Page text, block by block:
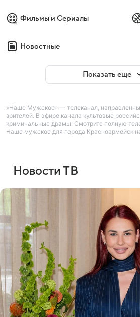
Фильмы и Сериалы
Новостные
Показать еще
«Наше Мужское» — телеканал,
зрителей. В эфире канала культовые
криминальные драмы. Смотрите полную
Наше мужское для города Красноармейск
Новости ТВ